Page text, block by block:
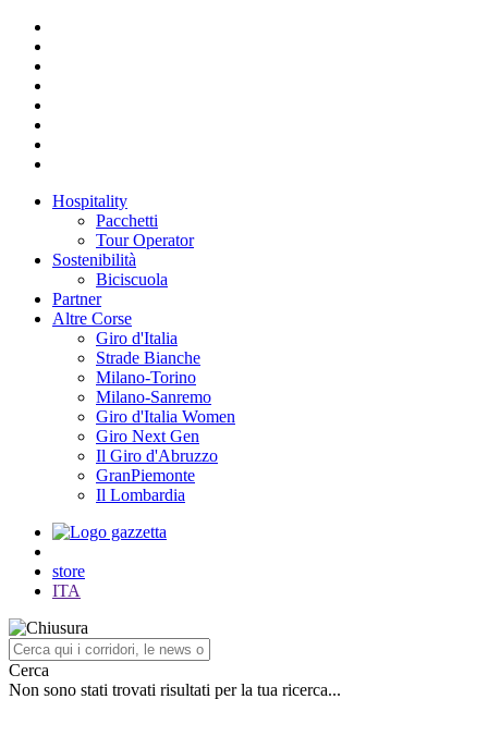
Hospitality
Pacchetti
Tour Operator
Sostenibilità
Biciscuola
Partner
Altre Corse
Giro d'Italia
Strade Bianche
Milano-Torino
Milano-Sanremo
Giro d'Italia Women
Giro Next Gen
Il Giro d'Abruzzo
GranPiemonte
Il Lombardia
store
ITA
Cerca
Non sono stati trovati risultati per la tua ricerca...